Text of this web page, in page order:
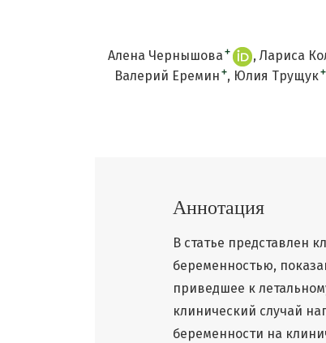
Алена Чернышова + Лариса
Валерий Еремин + Юлия Трущук+
Аннотация
В статье представлен
беременностью,
приведшее к
клинический случай
беременности на